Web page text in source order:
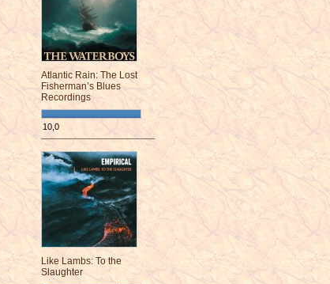
Atlantic Rain: The Lost
Fisherman’s Blues
Recordings
10,0
¯¯¯¯¯¯¯¯¯¯¯¯¯¯¯¯¯¯¯¯¯¯¯¯
Like Lambs: To the
Slaughter